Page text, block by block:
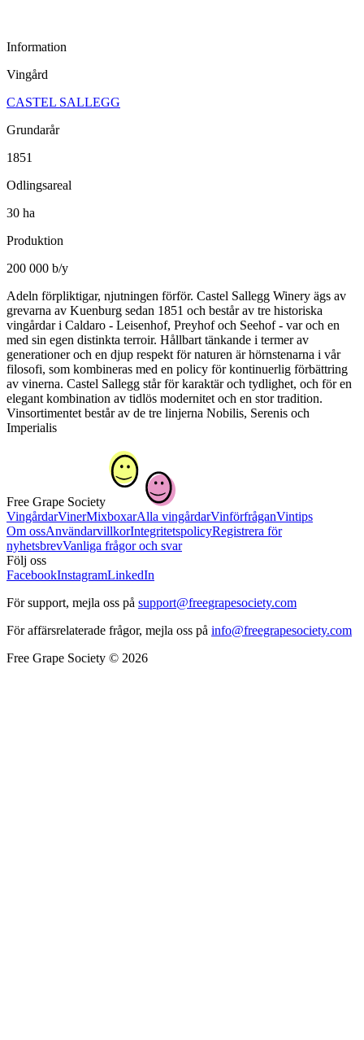
Information
Vingård
CASTEL SALLEGG
Grundarår
1851
Odlingsareal
30 ha
Produktion
200 000 b/y
Adeln förpliktigar, njutningen förför. Castel Sallegg Winery ägs av
grevarna av Kuenburg sedan 1851 och består av tre historiska
vingårdar i Caldaro - Leisenhof, Preyhof och Seehof - var och en
med sin egen distinkta terroir. Hållbart tänkande i termer av
generationer och en djup respekt för naturen är hörnstenarna i vår
filosofi, som kombineras med en policy för kontinuerlig förbättring
av vinerna. Castel Sallegg står för karaktär och tydlighet, och för en
elegant kombination av tidlös modernitet och en stor tradition.
Vinsortimentet består av de tre linjerna Nobilis, Serenis och
Imperialis
Free Grape Society
VingårdarVinerMixboxarAlla vingårdarVinförfråganVintips
Om ossAnvändarvillkorIntegritetspolicyRegistrera för
nyhetsbrevVanliga frågor och svar
Följ oss
FacebookInstagramLinkedIn
För support, mejla oss på support@freegrapesociety.com
För affärsrelaterade frågor, mejla oss på info@freegrapesociety.com
Free Grape Society © 2026